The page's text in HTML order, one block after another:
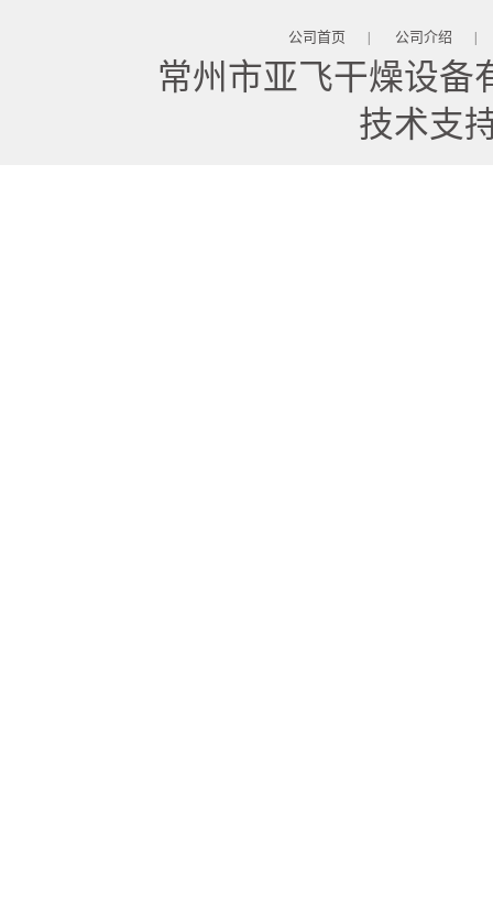
公司首页 | 公司介绍 |
常州市亚飞干燥设备
技术支